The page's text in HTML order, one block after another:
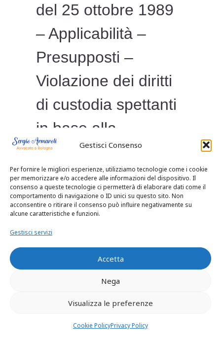
Gestisci Consenso
Per fornire le migliori esperienze, utilizziamo tecnologie come i cookie
per memorizzare e/o accedere alle informazioni del dispositivo. Il
consenso a queste tecnologie ci permetterà di elaborare dati come il
comportamento di navigazione o ID unici su questo sito. Non
acconsentire o ritirare il consenso può influire negativamente su
alcune caratteristiche e funzioni.
Gestisci servizi
Accetta
Nega
Visualizza le preferenze
Cookie PolicyPrivacy Policy
del 25 ottobre 1989
– Applicabilità –
Presupposti –
Violazione dei diritti
di custodia spettanti
in base alla
legislazione dello
stato di residenza
abituale del minore –
tali diritti – Genitori
del minore